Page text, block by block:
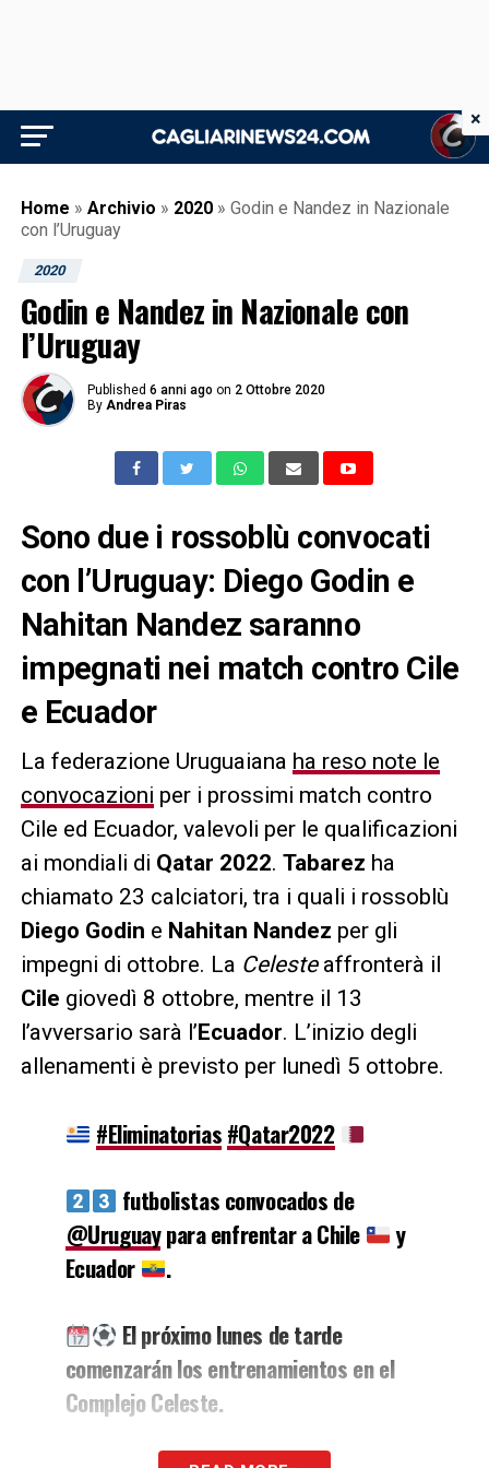
Home » Archivio » 2020 » Godin e Nandez in Nazionale
con l’Uruguay
2020
Godin e Nandez in Nazionale con
l’Uruguay
Published 6 anni ago on 2 Ottobre 2020
By Andrea Piras
Sono due i rossoblù convocati
con l’Uruguay: Diego Godin e
Nahitan Nandez saranno
impegnati nei match contro Cile
e Ecuador
La federazione Uruguaiana ha reso note le
convocazioni per i prossimi match contro
Cile ed Ecuador, valevoli per le qualificazioni
ai mondiali di Qatar 2022. Tabarez ha
chiamato 23 calciatori, tra i quali i rossoblù
Diego Godin e Nahitan Nandez per gli
impegni di ottobre. La Celeste affronterà il
Cile giovedì 8 ottobre, mentre il 13
l’avversario sarà l’Ecuador. L’inizio degli
allenamenti è previsto per lunedì 5 ottobre.
#Eliminatorias#Qatar2022
futbolistas convocados de
@Uruguaypara enfrentar a Chile
y
Ecuador
.
El próximo lunes de tarde
comenzarán los entrenamientos en el
Complejo Celeste.
×